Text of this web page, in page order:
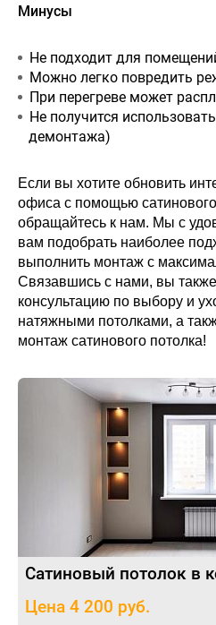
Минусы
Не подходит для
Можно легко повредить
При перегреве может
Не получится
демонтажа)
Если вы хотите обновить
офиса с помощью
обращайтесь к нам. Мы с
вам подобрать наиболее
выполнить монтаж с
Связавшись с нами, вы
консультацию по выбору и
натяжными потолками, а
монтаж сатинового потолка!
Сатиновый потолок в
Цена 4 200 руб.